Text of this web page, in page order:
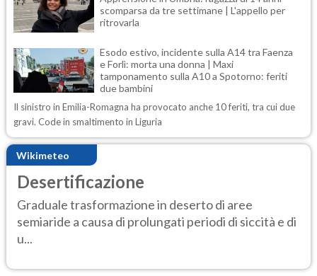
scomparsa da tre settimane | L'appello per
ritrovarla
Esodo estivo, incidente sulla A14 tra Faenza
e Forlì: morta una donna | Maxi
tamponamento sulla A10 a Spotorno: feriti
due bambini
Il sinistro in Emilia-Romagna ha provocato anche 10 feriti, tra cui due
gravi. Code in smaltimento in Liguria
Wikimeteo
Desertificazione
Graduale trasformazione in deserto di aree
semiaride a causa di prolungati periodi di siccità e di
u...